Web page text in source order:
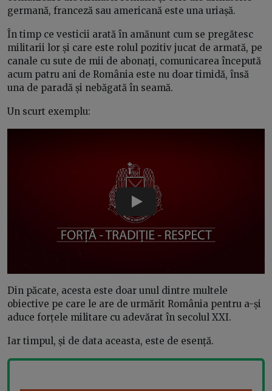
germană, franceză sau americană este una uriașă.
În timp ce vesticii arată în amănunt cum se pregătesc
militarii lor și care este rolul pozitiv jucat de armată, pe
canale cu sute de mii de abonați, comunicarea începută
acum patru ani de România este nu doar timidă, însă
una de paradă și nebăgată în seamă.
Un scurt exemplu:
Play
Din păcate, acesta este doar unul dintre multele
obiective pe care le are de urmărit România pentru a-și
aduce forțele militare cu adevărat în secolul XXI.
Iar timpul, și de data aceasta, este de esență.